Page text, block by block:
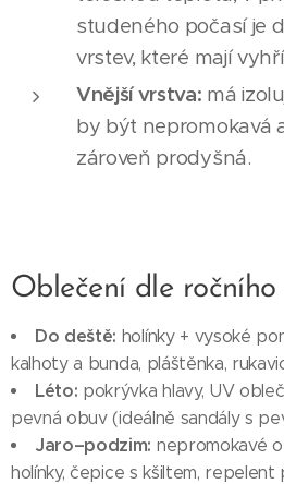
studeného počasí je
vrstev, které mají
Vnější vrstva: má
by být nepromokavá
zároveň prodyšná.
Oblečení dle
Do deště: holínky + vysoké
kalhoty a bunda, pláštěnka,
Léto: pokrývka hlavy, UV
pevná obuv (ideálně sandály s
Jaro–podzim: nepromokavé
holínky, čepice s kšiltem, repelent